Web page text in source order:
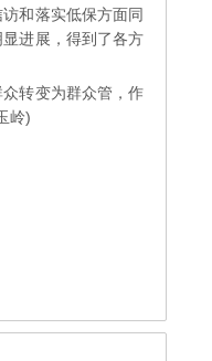
和落实低保方面同
进展，得到了各方
转变为群众管，作
岭)